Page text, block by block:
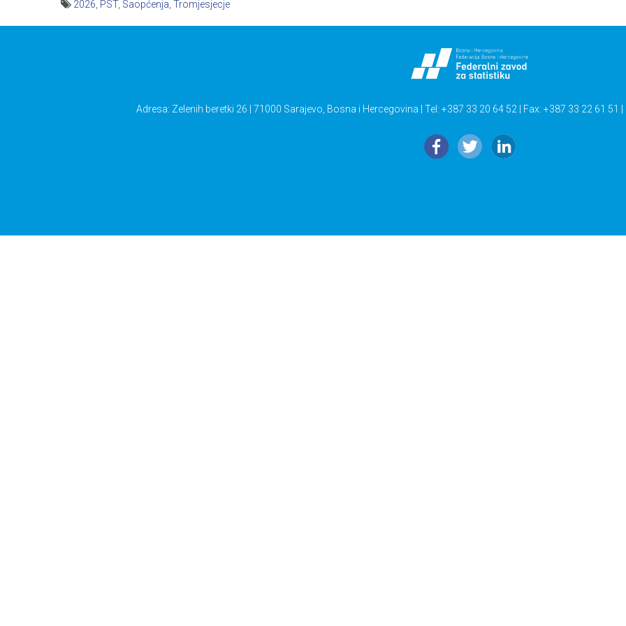
2026 PST, Saopćenja Tromjesjecje
Adresa: Zelenih beretki 26 | 71000 Sarajevo, Bosna i Hercegovina | Tel: +387 33 20 64 52 | Fax: +387 33 22 61 51 |